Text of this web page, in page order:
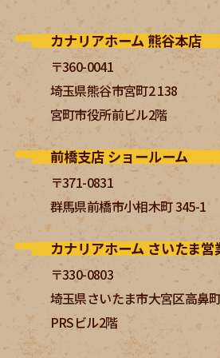
カナリアホーム 熊谷本店
〒360-0041
埼玉県熊谷市宮町2 138
宮町市役所前ビル2階
前橋支店 ショールーム
〒371-0831
群馬県前橋市小相木町 345-1
カナリアホーム さいたま営
〒330-0803
埼玉県さいたま市大宮区高鼻
PRSビル2階